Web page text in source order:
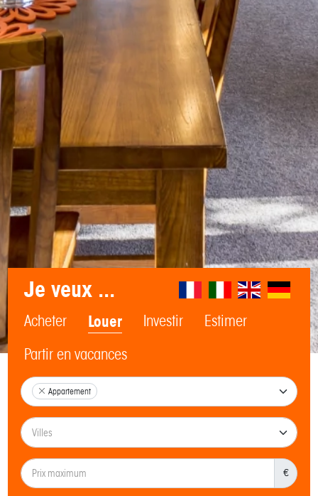
Je veux ...
Acheter Louer Investir
Estimer
Partir en vacances
Appartement
€